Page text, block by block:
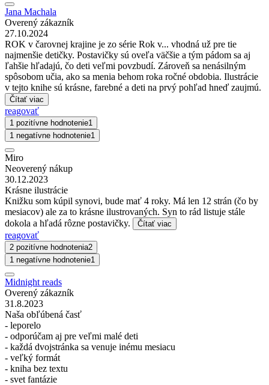
Jana Machala
Overený zákazník
27.10.2024
ROK v čarovnej krajine je zo série Rok v... vhodná už pre tie
najmenšie detičky. Postavičky sú oveľa väčšie a tým pádom sa aj
ľahšie hľadajú, čo deti veľmi povzbudí. Zároveň sa nenásilným
spôsobom učia, ako sa menia behom roka ročné obdobia. Ilustrácie
v tejto knihe sú krásne, farebné a deti na prvý pohľad hneď zaujmú.
Čítať viac
reagovať
1 pozitívne hodnotenie1
1 negatívne hodnotenie1
Miro
Neoverený nákup
30.12.2023
Krásne ilustrácie
Knižku som kúpil synovi, bude mať 4 roky. Má len 12 strán (čo by
mesiacov) ale za to krásne ilustrovaných. Syn to rád listuje stále
dokola a hľadá rôzne postavičky.
Čítať viac
reagovať
2 pozitívne hodnotenia2
1 negatívne hodnotenie1
Midnight reads
Overený zákazník
31.8.2023
Naša obľúbená časť
- leporelo
- odporúčam aj pre veľmi malé deti
- každá dvojstránka sa venuje inému mesiacu
- veľký formát
- kniha bez textu
- svet fantázie